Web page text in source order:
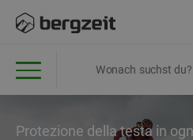
Protezione della testa in